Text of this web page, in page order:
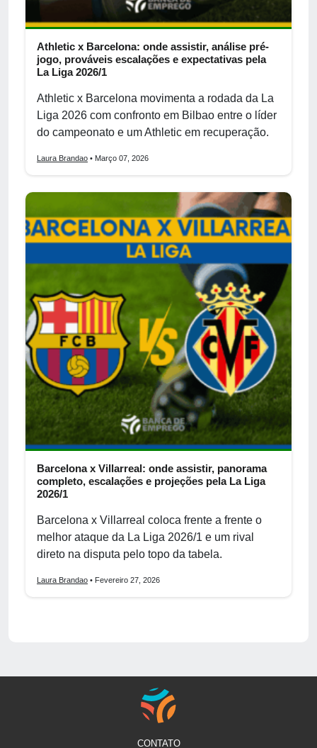
Athletic x Barcelona: onde assistir, análise pré-
jogo, prováveis escalações e expectativas pela
La Liga 2026/1
Athletic x Barcelona movimenta a rodada da La
Liga 2026 com confronto em Bilbao entre o líder
do campeonato e um Athletic em recuperação.
Laura Brandao • Março 07, 2026
Barcelona x Villarreal: onde assistir, panorama
completo, escalações e projeções pela La Liga
2026/1
Barcelona x Villarreal coloca frente a frente o
melhor ataque da La Liga 2026/1 e um rival
direto na disputa pelo topo da tabela.
Laura Brandao • Fevereiro 27, 2026
CONTATO